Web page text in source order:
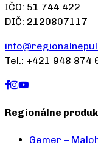
IČO: 51 744 422
DIČ: 2120807117
Tel.: +421 948 874
Regionálne
Gemer –